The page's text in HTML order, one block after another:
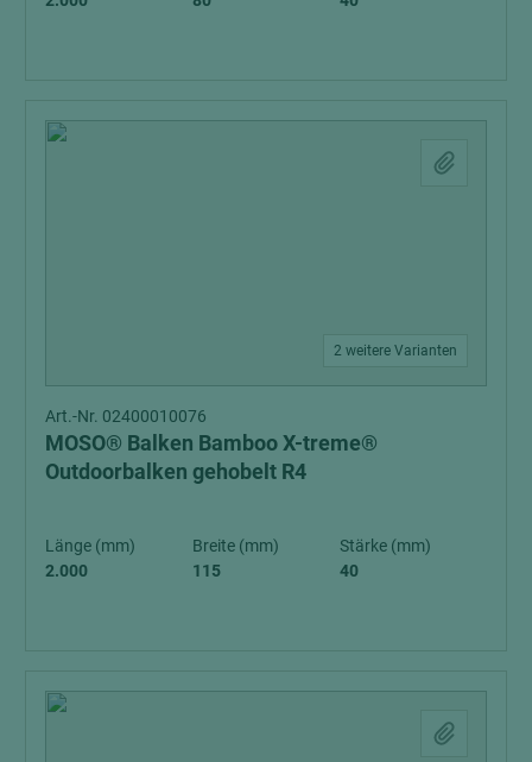
2 weitere Varianten
Art.-Nr. 02400010076
MOSO® Balken Bamboo X-treme®
Outdoorbalken gehobelt R4
Länge (mm)
2.000
Breite (mm)
115
Stärke (mm)
40